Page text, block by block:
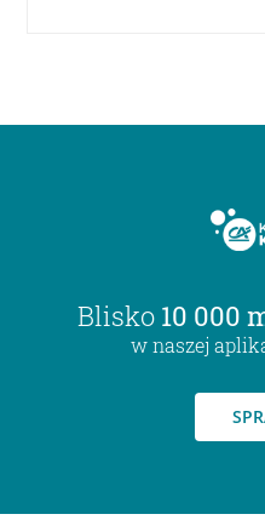
Blisko 10 000
w naszej